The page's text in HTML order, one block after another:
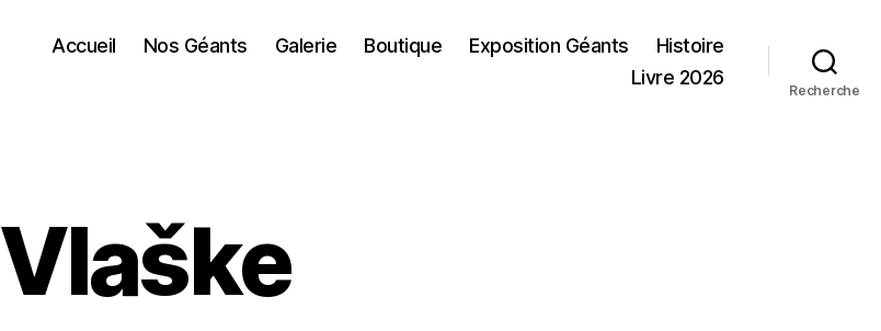
Accueil Nos Géants Galerie Boutique Exposition Géants
Histoire
Livre 2026
Recherche
Vlaške